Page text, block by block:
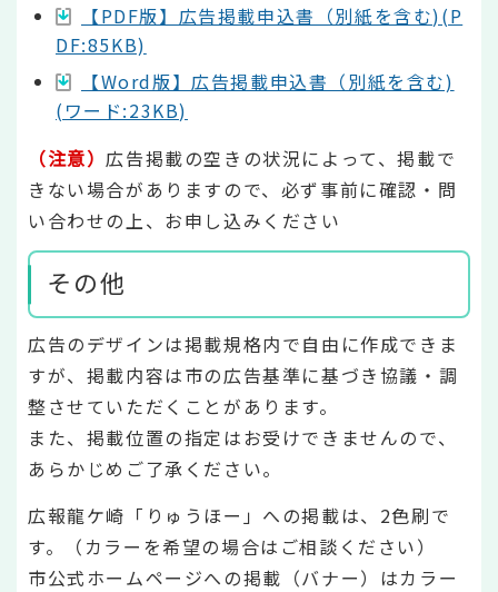
【PDF版】広告掲載申込書（別紙を含む)(P
DF:85KB)
【Word版】広告掲載申込書（別紙を含む)
(ワード:23KB)
（注意）広告掲載の空きの状況によって、掲載で
きない場合がありますので、必ず事前に確認・問
い合わせの上、お申し込みください
その他
広告のデザインは掲載規格内で自由に作成できま
すが、掲載内容は市の広告基準に基づき協議・調
整させていただくことがあります。
また、掲載位置の指定はお受けできませんので、
あらかじめご了承ください。
広報龍ケ崎「りゅうほー」への掲載は、2色刷で
す。（カラーを希望の場合はご相談ください）
市公式ホームページへの掲載（バナー）はカラー